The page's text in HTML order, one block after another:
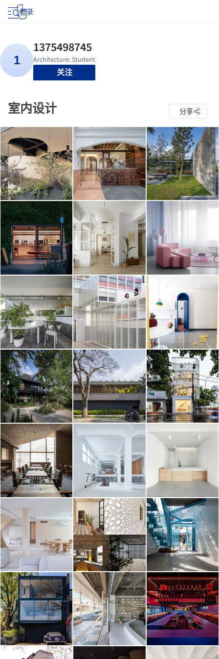
登录
关注
室内设计 分享